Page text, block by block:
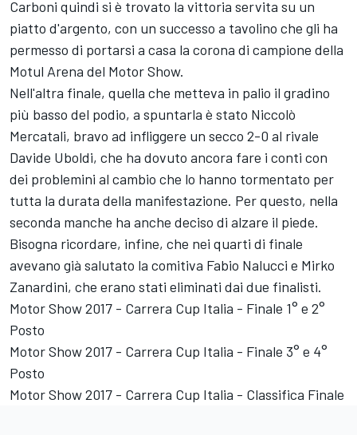
Carboni quindi si è trovato la vittoria servita su un
piatto d'argento, con un successo a tavolino che gli ha
permesso di portarsi a casa la corona di campione della
Motul Arena del Motor Show.
Nell'altra finale, quella che metteva in palio il gradino
più basso del podio, a spuntarla è stato Niccolò
Mercatali, bravo ad infliggere un secco 2-0 al rivale
Davide Uboldi, che ha dovuto ancora fare i conti con
dei problemini al cambio che lo hanno tormentato per
tutta la durata della manifestazione. Per questo, nella
seconda manche ha anche deciso di alzare il piede.
Bisogna ricordare, infine, che nei quarti di finale
avevano già salutato la comitiva Fabio Nalucci e Mirko
Zanardini, che erano stati eliminati dai due finalisti.
Motor Show 2017 - Carrera Cup Italia - Finale 1° e 2°
Posto
Motor Show 2017 - Carrera Cup Italia - Finale 3° e 4°
Posto
Motor Show 2017 - Carrera Cup Italia - Classifica Finale